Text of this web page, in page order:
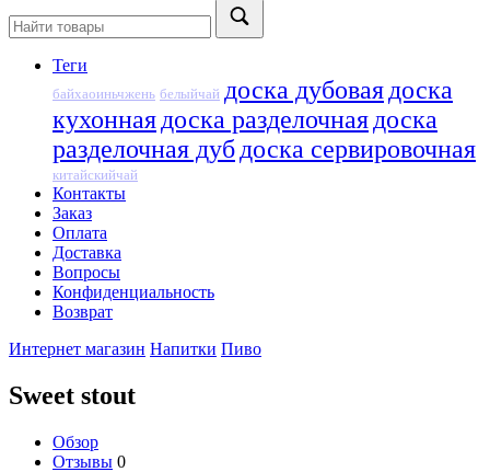
Теги
байхаоиньчжень белыйчай доска дубовая доска
кухонная доска разделочная доска
разделочная дуб доска сервировочная
китайскийчай
Контакты
Заказ
Оплата
Доставка
Вопросы
Конфиденциальность
Возврат
Интернет магазин Напитки Пиво
Sweet stout
Обзор
Отзывы 0